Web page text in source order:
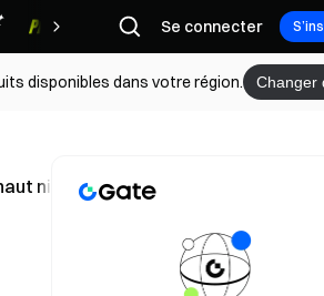
Récompenses
Se connecter
disponibles dans votre région. Changer
niveau depuis près de trois ans ;